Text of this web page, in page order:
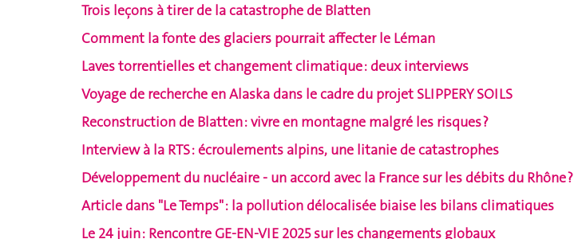
Trois leçons à tirer de la catastrophe de Blatten
Comment la fonte des glaciers pourrait affecter le Léman
Laves torrentielles et changement climatique : deux interviews
Voyage de recherche en Alaska dans le cadre du projet SLIPPERY SOILS
Reconstruction de Blatten : vivre en montagne malgré les risques ?
Interview à la RTS : écroulements alpins, une litanie de catastrophes
Développement du nucléaire - un accord avec la France sur les débits du Rhône ?
Article dans "Le Temps" : la pollution délocalisée biaise les bilans climatiques
Le 24 juin : Rencontre GE-EN-VIE 2025 sur les changements globaux